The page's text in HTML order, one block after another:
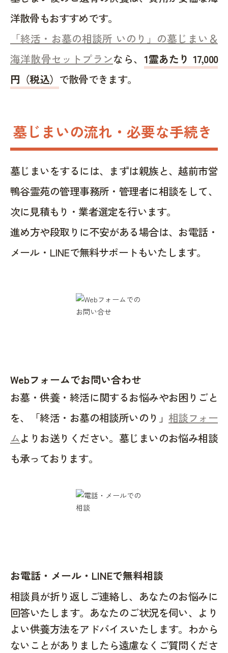
洋散骨もおすすめです。
「終活・お墓の相談所 いのり」の墓じまい＆
海洋散骨セットプランなら、 1霊あたり 17,000
円（税込） で散骨できます。
墓じまいの流れ・必要な手続き
墓じまいをするには、まずは親族と、越前市営
鴨谷霊苑の管理事務所・管理者に相談をして、
次に見積もり・業者選定を行います。
進め方や段取りに不安がある場合は、お電話・
メール・LINEで無料サポートもいたします。
Webフォームでお問い合わせ
お墓・供養・終活に関するお悩みやお困りごと
を、「終活・お墓の相談所いのり」相談フォー
ムよりお送りください。墓じまいのお悩み相談
も承っております。
お電話・メール・LINEで無料相談
相談員が折り返しご連絡し、あなたのお悩みに
回答いたします。あなたのご状況を伺い、より
よい供養方法をアドバイスいたします。わから
ないことがありましたら遠慮なくご質問くださ